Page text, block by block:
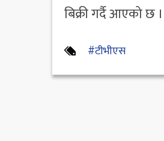
बिक्री गर्दै आएको छ ।
#टीभीएस